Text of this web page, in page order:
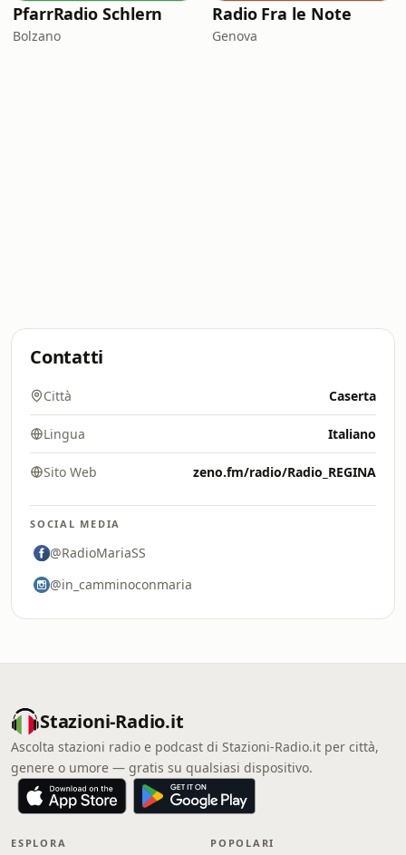
PfarrRadio Schlern
Bolzano
Radio Fra le Note
Genova
Contatti
Città Caserta
Lingua Italiano
Sito Web zeno.fm/radio/Radio_REGINA
SOCIAL MEDIA
@RadioMariaSS
@in_camminoconmaria
Stazioni-Radio.it
Ascolta stazioni radio e podcast di Stazioni-Radio.it per città,
genere o umore — gratis su qualsiasi dispositivo.
ESPLORA POPOLARI